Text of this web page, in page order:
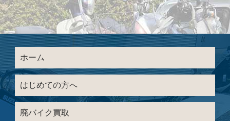
ホーム
はじめての方へ
廃バイク買取